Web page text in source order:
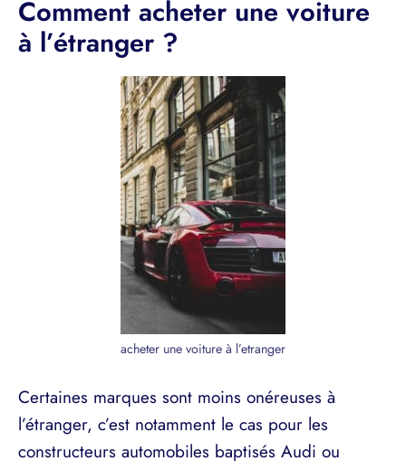
Comment acheter une voiture
à l’étranger ?
acheter une voiture à l’etranger
Certaines marques sont moins onéreuses à
l’étranger, c’est notamment le cas pour les
constructeurs automobiles baptisés Audi ou